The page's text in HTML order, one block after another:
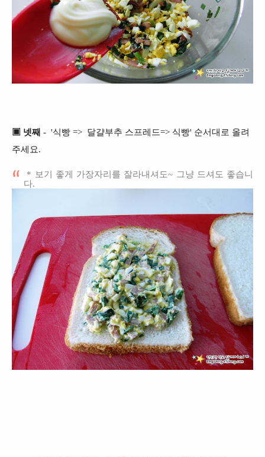
▣ 넷째 - '식빵 => 달걀부추 스프레드=> 식빵' 순서대로 올려
주세요.
* 보기 좋게 가장자리를 잘라내셔도~ 그냥 드셔도 좋습니
다.